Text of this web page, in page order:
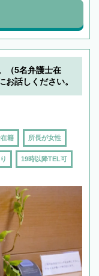
（5名弁護士在
話しください。
籍 所長が女性
19時以降TEL可